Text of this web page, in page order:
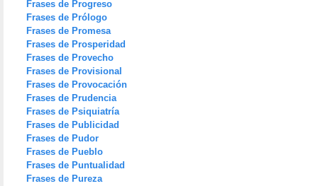
Frases de Progreso
Frases de Prólogo
Frases de Promesa
Frases de Prosperidad
Frases de Provecho
Frases de Provisional
Frases de Provocación
Frases de Prudencia
Frases de Psiquiatría
Frases de Publicidad
Frases de Pudor
Frases de Pueblo
Frases de Puntualidad
Frases de Pureza